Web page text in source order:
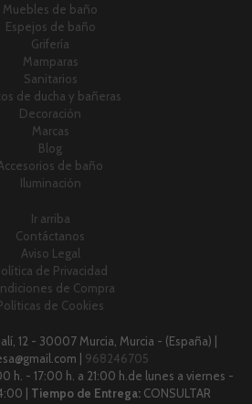
Muebles de baño
Espejos de baño
Grifería
Mamparas
Sanitarios
de ducha y bañeras
Decoración
Marcas
Blog
de baño
Iluminación
Ir arriba
Contáctanos
Aviso Legal
de Privacidad
de Compra
de Cookies
12 - 30007 Murcia, Murcia - (España) |
| 968246705
h. - 17:00 h. a 21:00 h.de lunes a viernes -
| Tiempo de Entrega: CONSULTAR